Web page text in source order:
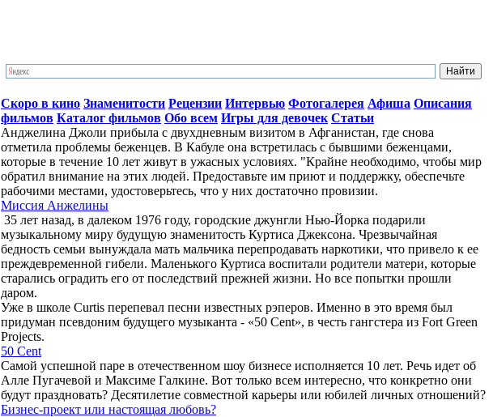
Скоро в кино Знаменитости Рецензии Интервью Фотогалерея Афиша Описания
фильмов Каталог фильмов Обо всем Игры для девочек Статьи
Анджелина Джоли прибыла с двухдневным визитом в Афганистан, где снова
отметила проблемы беженцев. В Кабуле она встретилась с бывшими беженцами,
которые в течение 10 лет живут в ужасных условиях. "Крайне необходимо, чтобы мир
обратил внимание на этих людей. Предоставьте им приют и поддержку, обеспечьте
рабочими местами, удостоверьтесь, что у них достаточно провизии.
Миссия Анжелины
35 лет назад, в далеком 1976 году, городские джунгли Нью-Йорка подарили
музыкальному миру будущую знаменитость Куртиса Джексона. Чрезвычайная
бедность семьи вынуждала мать мальчика перепродавать наркотики, что привело к ее
преждевременной гибели. Маленького Куртиса воспитали родители матери, которые
старались оградить его от последствий прежней жизни. Но все попытки прошли
даром.
Уже в школе Curtis перепевал песни известных рэперов. Именно в это время был
придуман псевдоним будущего музыканта - «50 Cent», в честь гангстера из Fort Green
Projects.
50 Cent
Самой успешной паре в отечественном шоу бизнесе исполняется 10 лет. Речь идет об
Алле Пугачевой и Максиме Галкине. Вот только всем интересно, что конкретно они
будут праздновать? Десятилетие совместной карьеры или юбилей личных отношений?
Бизнес-проект или настоящая любовь?